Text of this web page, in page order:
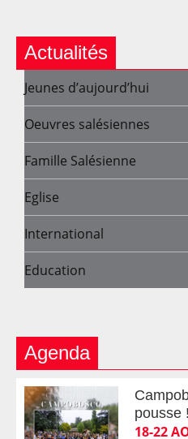
Actualités
Jeunes d’aujourd’hui
Oeuvres salésiennes
Famille Salésienne
Eglise
International
Education
Agenda
pousse
18-22